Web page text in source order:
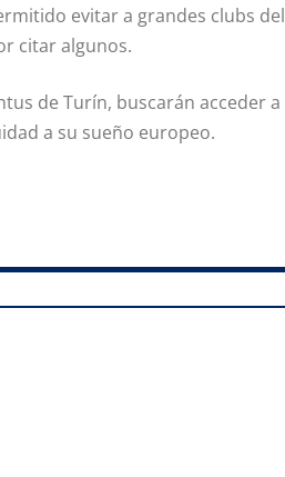
evitar a grandes clubs del
citar algunos.
de Turín, buscarán acceder a
a su sueño europeo.